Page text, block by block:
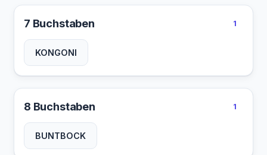
7 Buchstaben 1
KONGONI
8 Buchstaben 1
BUNTBOCK